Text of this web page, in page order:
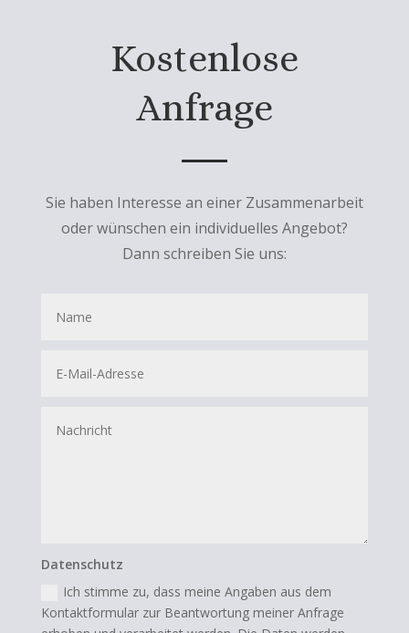
Kostenlose
Anfrage
Sie haben Interesse an einer Zusammenarbeit
oder wünschen ein individuelles Angebot?
Dann schreiben Sie uns:
Datenschutz
Ich stimme zu, dass meine Angaben aus dem
Kontaktformular zur Beantwortung meiner Anfrage